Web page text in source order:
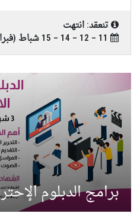
تنعقد: انتهت
برامج الدبلوم